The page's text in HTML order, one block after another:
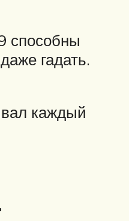
способны
гадать.
каждый